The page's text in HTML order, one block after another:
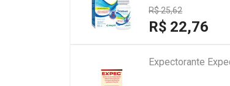
R$ 25,62
R$ 22,76
Expectorante